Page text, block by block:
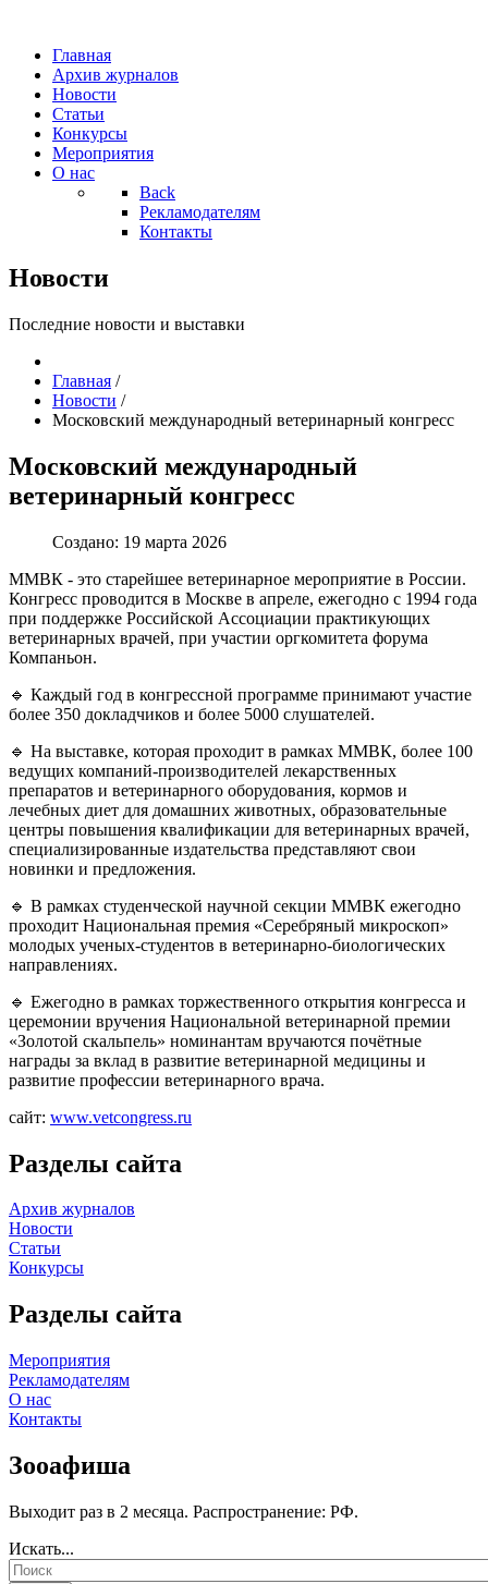
Главная
Архив журналов
Новости
Статьи
Конкурсы
Мероприятия
О нас
Back
Рекламодателям
Контакты
Новости
Последние новости и выставки
Главная /
Новости /
Московский международный ветеринарный конгресс
Московский международный
ветеринарный конгресс
Создано: 19 марта 2026
ММВК - это старейшее ветеринарное мероприятие в России.
Конгресс проводится в Москве в апреле, ежегодно с 1994 года
при поддержке Российской Ассоциации практикующих
ветеринарных врачей, при участии оргкомитета форума
Компаньон.
🔹 Каждый год в конгрессной программе принимают участие
более 350 докладчиков и более 5000 слушателей.
🔹 На выставке, которая проходит в рамках ММВК, более 100
ведущих компаний-производителей лекарственных
препаратов и ветеринарного оборудования, кормов и
лечебных диет для домашних животных, образовательные
центры повышения квалификации для ветеринарных врачей,
специализированные издательства представляют свои
новинки и предложения.
🔹 В рамках студенческой научной секции ММВК ежегодно
проходит Национальная премия «Серебряный микроскоп»
молодых ученых-студентов в ветеринарно-биологических
направлениях.
🔹 Ежегодно в рамках торжественного открытия конгресса и
церемонии вручения Национальной ветеринарной премии
«Золотой скальпель» номинантам вручаются почётные
награды за вклад в развитие ветеринарной медицины и
развитие профессии ветеринарного врача.
сайт: www.vetcongress.ru
Разделы сайта
Архив журналов
Новости
Статьи
Конкурсы
Разделы сайта
Мероприятия
Рекламодателям
О нас
Контакты
Зооафиша
Выходит раз в 2 месяца. Распространение: РФ.
Искать...